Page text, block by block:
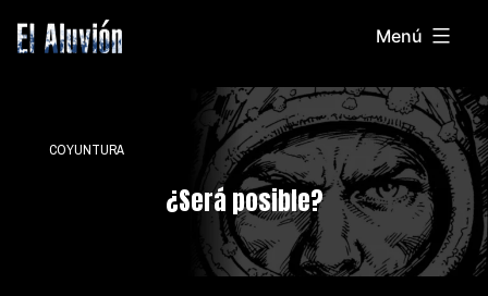
Saltar
El
Menú
COYUNTURA
¿Será posible?